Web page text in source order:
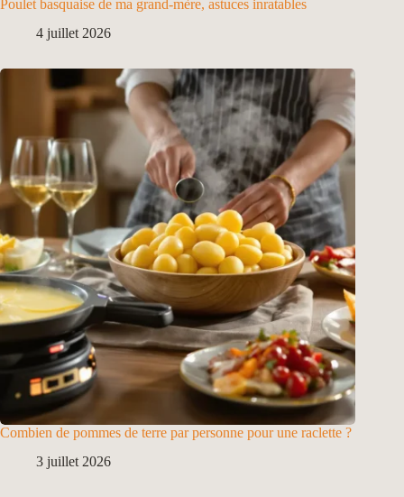
Poulet basquaise de ma grand-mère, astuces inratables
4 juillet 2026
Combien de pommes de terre par personne pour une raclette ?
3 juillet 2026